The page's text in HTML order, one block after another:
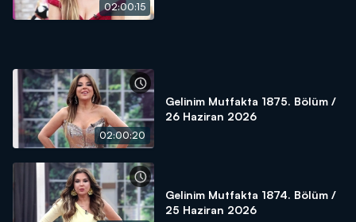
02:00:15
02:00:20
Gelinim Mutfakta 1875. Bölüm /
26 Haziran 2026
Gelinim Mutfakta 1874. Bölüm /
25 Haziran 2026